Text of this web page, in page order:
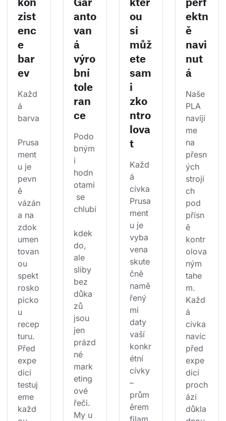
zist
enc
e
bar
ev
Každ
á
barva
Prusa
ment
u je
pevn
ě
vázán
a na
zdok
umen
tovan
ou
spekt
rosko
picko
u
recep
turu.
Před
expe
dicí
testuj
eme
každ
anto
van
á
výro
bní
tole
ran
ce
Podo
bným
i
hodn
otami
se
chlubí
kdek
do,
ale
sliby
bez
důka
zů
jsou
jen
prázd
né
mark
eting
ové
řeči.
My u
ou
si
můž
ete
sam
i
zko
ntro
lova
t
Každ
á
cívka
Prusa
ment
u je
vyba
vena
skute
čně
namě
řený
mi
daty
vaší
konkr
étní
cívky
–
prům
ěrem
ektn
ě
navi
nut
á
Naše
PLA
navíjí
me
na
přesn
ých
strojí
ch
pod
přísn
ě
kontr
olova
ným
tahe
m.
Každ
á
cívka
navíc
před
expe
dicí
proch
ází
důkla